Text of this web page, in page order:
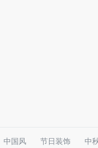
中国风 节日装饰 中